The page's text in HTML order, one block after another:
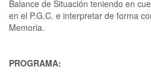
Balance de Situación teniendo en
en el P.G.C. e interpretar de forma
Memoria.
PROGRAMA: